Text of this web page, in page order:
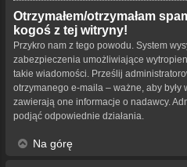
Otrzymałem/otrzymałam
kogoś z tej witryny!
Przykro nam z tego powodu. System
zabezpieczenia umożliwiające
takie wiadomości. Prześlij
otrzymanego e-maila – ważne, aby
zawierają one informacje o nadawcy.
podjąć odpowiednie działania.
Na górę